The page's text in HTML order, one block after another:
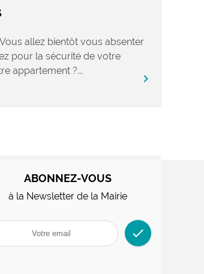
allez bientôt vous absenter
pour la sécurité de votre
appartement ?...
chevron_right
ABONNEZ-VOUS
à la Newsletter de la Mairie
check